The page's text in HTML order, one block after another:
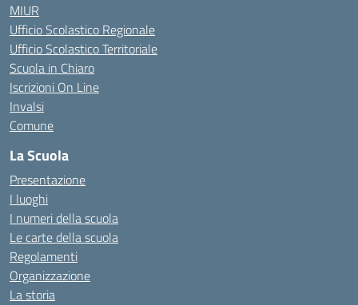
MIUR
Ufficio Scolastico Regionale
Ufficio Scolastico Territoriale
Scuola in Chiaro
Iscrizioni On Line
Invalsi
Comune
La Scuola
Presentazione
I luoghi
I numeri della scuola
Le carte della scuola
Regolamenti
Organizzazione
La storia